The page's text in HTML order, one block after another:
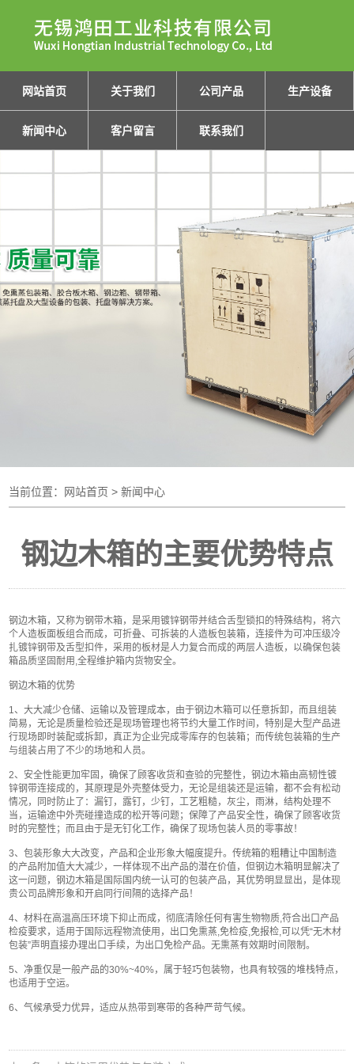
网站首页 关于我们 公司产品 生产设备
新闻中心 客户留言 联系我们
当前位置： 网站首页 > 新闻中心
钢边木箱的主要优势特点
钢边木箱，又称为钢带木箱，是采用镀锌钢带并结合舌型锁扣的特殊结构，将六
个人造板面板组合而成，可折叠、可拆装的人造板包装箱，连接件为可冲压级冷
扎镀锌钢带及舌型扣件，采用的板材是人力复合而成的两层人造板，以确保包装
箱品质坚固耐用,全程维护箱内货物安全。
钢边木箱的优势
1、大大减少仓储、运输以及管理成本，由于钢边木箱可以任意拆卸，而且组装
简易，无论是质量检验还是现场管理也将节约大量工作时间，特别是大型产品进
行现场即时装配或拆卸，真正为企业完成零库存的包装箱；而传统包装箱的生产
与组装占用了不少的场地和人员。
2、安全性能更加牢固，确保了顾客收货和查验的完整性，钢边木箱由高韧性镀
锌钢带连接成的，其原理是外壳整体受力，无论是组装还是运输，都不会有松动
情况，同时防止了：漏钉，露钉，少钉，工艺粗糙，灰尘，雨淋，结构处理不
当，运输途中外壳碰撞造成的松开等问题；保障了产品安全性，确保了顾客收货
时的完整性；而且由于是无钉化工作，确保了现场包装人员的零事故！
3、包装形象大大改变，产品和企业形象大幅度提升。传统箱的粗糟让中国制造
的产品附加值大大减少，一样体现不出产品的潜在价值，但钢边木箱明显解决了
这一问题，钢边木箱是国际国内统一认可的包装产品，其优势明显显出，是体现
贵公司品牌形象和开启同行间隔的选择产品！
4、材料在高温高压环境下抑止而成，彻底清除任何有害生物物质,符合出口产品
检疫要求，适用于国际远程物流使用，出口免熏蒸,免检疫,免报检,可以凭“无木材
包装”声明直接办理出口手续，为出口免检产品。无熏蒸有效期时间限制。
5、净重仅是一般产品的30%~40%，属于轻巧包装物，也具有较强的堆栈特点，
也适用于空运。
6、气候承受力优异，适应从热带到寒带的各种严苛气候。